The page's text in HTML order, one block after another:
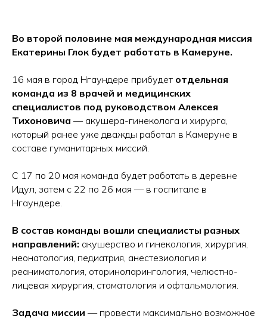
Во второй половине мая международная миссия
Екатерины Глок будет работать в Камеруне.
16 мая в город Нгаундере прибудет отдельная
команда из 8 врачей и медицинских
специалистов под руководством Алексея
Тихоновича — акушера-гинеколога и хирурга,
который ранее уже дважды работал в Камеруне в
составе гуманитарных миссий.
С 17 по 20 мая команда будет работать в деревне
Идул, затем с 22 по 26 мая — в госпитале в
Нгаундере.
В состав команды вошли специалисты разных
направлений: акушерство и гинекология, хирургия,
неонатология, педиатрия, анестезиология и
реаниматология, оториноларингология, челюстно-
лицевая хирургия, стоматология и офтальмология.
Задача миссии — провести максимально возможное